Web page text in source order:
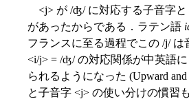
<j> が /ʤ/ に対応する子音字と
があったからである．ラテン語
フランスに至る過程でこの /j/
<i/j> = /ʤ/ の対応関係が中英語
られるようになった (Upward
と子音字 <j> の使い分けの慣習